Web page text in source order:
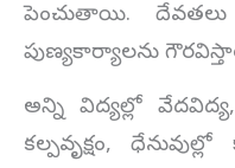
పెంచుతాయి.
పుణ్యకార్యాలను
అన్ని విద్యల్లో
కల్పవృక్షం,